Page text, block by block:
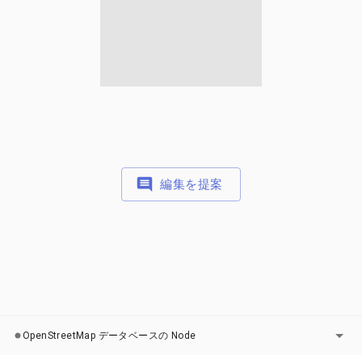
編集を提案
OpenStreetMap データベースの Node レイヤー